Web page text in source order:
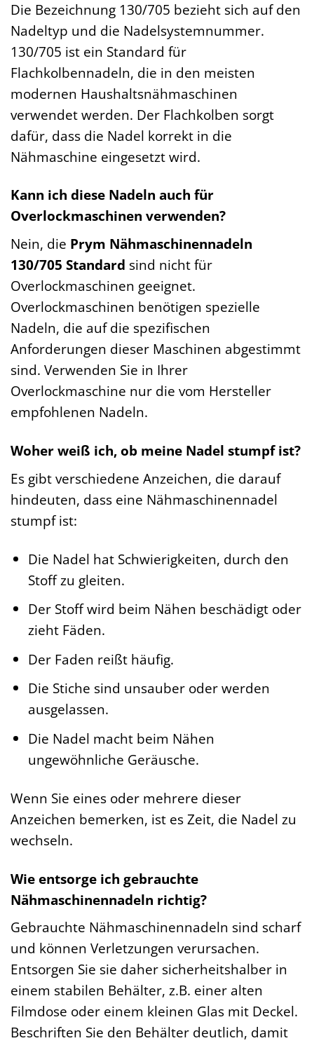
Die Bezeichnung 130/705 bezieht sich auf den
Nadeltyp und die Nadelsystemnummer.
130/705 ist ein Standard für
Flachkolbennadeln, die in den meisten
modernen Haushaltsnähmaschinen
verwendet werden. Der Flachkolben sorgt
dafür, dass die Nadel korrekt in die
Nähmaschine eingesetzt wird.
Kann ich diese Nadeln auch für
Overlockmaschinen verwenden?
Nein, die Prym Nähmaschinennadeln
130/705 Standard sind nicht für
Overlockmaschinen geeignet.
Overlockmaschinen benötigen spezielle
Nadeln, die auf die spezifischen
Anforderungen dieser Maschinen abgestimmt
sind. Verwenden Sie in Ihrer
Overlockmaschine nur die vom Hersteller
empfohlenen Nadeln.
Woher weiß ich, ob meine Nadel stumpf ist?
Es gibt verschiedene Anzeichen, die darauf
hindeuten, dass eine Nähmaschinennadel
stumpf ist:
Die Nadel hat Schwierigkeiten, durch den
Stoff zu gleiten.
Der Stoff wird beim Nähen beschädigt oder
zieht Fäden.
Der Faden reißt häufig.
Die Stiche sind unsauber oder werden
ausgelassen.
Die Nadel macht beim Nähen
ungewöhnliche Geräusche.
Wenn Sie eines oder mehrere dieser
Anzeichen bemerken, ist es Zeit, die Nadel zu
wechseln.
Wie entsorge ich gebrauchte
Nähmaschinennadeln richtig?
Gebrauchte Nähmaschinennadeln sind scharf
und können Verletzungen verursachen.
Entsorgen Sie sie daher sicherheitshalber in
einem stabilen Behälter, z.B. einer alten
Filmdose oder einem kleinen Glas mit Deckel.
Beschriften Sie den Behälter deutlich, damit